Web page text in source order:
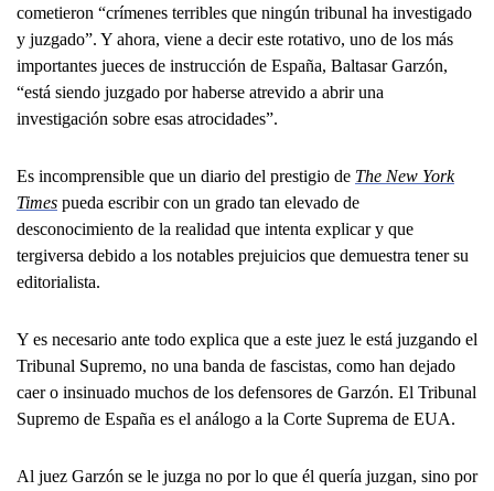
cometieron “crímenes terribles que ningún tribunal ha investigado
y juzgado”. Y ahora, viene a decir este rotativo, uno de los más
importantes jueces de instrucción de España, Baltasar Garzón,
“está siendo juzgado por haberse atrevido a abrir una
investigación sobre esas atrocidades”.
Es incomprensible que un diario del prestigio de The New York
Times pueda escribir con un grado tan elevado de
desconocimiento de la realidad que intenta explicar y que
tergiversa debido a los notables prejuicios que demuestra tener su
editorialista.
Y es necesario ante todo explica que a este juez le está juzgando el
Tribunal Supremo, no una banda de fascistas, como han dejado
caer o insinuado muchos de los defensores de Garzón. El Tribunal
Supremo de España es el análogo a la Corte Suprema de EUA.
Al juez Garzón se le juzga no por lo que él quería juzgan, sino por